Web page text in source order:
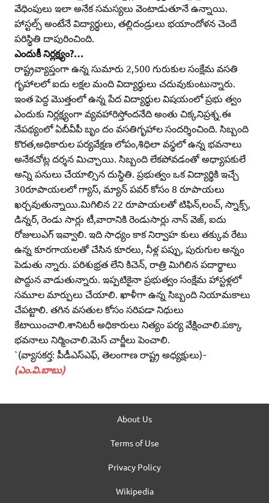
వేధింపులు ఇలా అనేక సమస్యలు వెంటాడుతూనే ఉన్నాయి.
హాస్టల్స్‌ అంటేనే విద్యార్థులు, తల్లిదండ్రులు భయాందోళన చెందే
పరిస్థితి దాపురించింది.
ఎందుకీ నిర్లక్ష్యం?…
రాష్ట్రవ్యాప్తంగా ఉన్న సుమారు 2,500 గురుకుల సంక్షేమ వసతి
గృహాలలో ఐదు లక్షల మంది విద్యార్థులు చదువుకుంటున్నారు.
ఇంత పెద్ద మొత్తంలో ఉన్న పేద విద్యార్థుల విషయంలో ప్రభు త్వం
ఎందుకు నిర్లక్ష్యంగా వ్యవహారిస్తోందనేది అంతు చిక్కనిప్రశ్న.ఈ
నేపథ్యంలో ఏబీవీపీ బృం దం వసతిగృహాల సందర్శించింది. సిబ్బంది
కొరత,అధికారుల పర్యవేక్షణ లోపం,శిధిలా వస్థలో ఉన్న భవనాలు
అనేకచోట్ల దర్శన మిచ్చాయి. సిబ్బంది లేకపోవడంతో అధ్యాపకులే
అన్ని పనులు చేయాల్సిన దుస్థితి. ప్రభుత్వం ఒక విద్యార్థికి ఇచ్చే
30రూపాయలలో గ్యాస్‌, మ్యాన్‌ పవర్‌ కోసం 8 రూపాయలు
ఖర్చవుతున్నాయి.మిగిలిన 22 రూపాయలతో టిఫిన్‌,లంచ్‌, స్నాక్స్‌,
డిన్నర్‌, రెండు సార్లు టీ,వారానికి రెండుసార్లు నాన్‌ వెజ్‌, ఐదు
రోజులుఎగ్‌ ఇవ్వాలి. ఇది సాధ్యం కాక నిర్వాహ కులు తక్కువ రేటు
ఉన్న కూరగాయలతో చేసిన కూరలు, నీళ్ల పప్పు, పురుగుల అన్నం
పెడుతు న్నారు. పరిశుభ్రత లేని కిచెన్‌, రాత్రి మిగిలిన పదార్థాలు
పొద్దున వాడుతున్నారు. ఇప్పటికైనా ప్రభుత్వం సంక్షేమ హాస్టళ్లలో
సమూల మార్పులు చేయాలి. ఖాళీగా ఉన్న సిబ్బంది నియామకాలు
చేపట్టాలి. తగిన వసతుల కోసం సరిపడా నిధులు
కేటాయించాలి.శానిటరీ అధికారులు నిత్యం పర్య వేక్షించాలి.పక్కా
భవనాలు నిర్మించాలి.మెస్‌ చార్జీలు పెంచాలి.
`(వ్యాసకర్త: పీడీఎస్‌ఎఫ్‌, తెలంగాణ రాష్ట్ర అధ్యక్షులు)-
(ఎం.వి.బాబు)
About Us
Terms of Use
Privacy Policy
Wikipedia